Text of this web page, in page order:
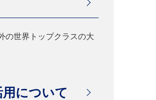
の世界トップクラスの大
用について